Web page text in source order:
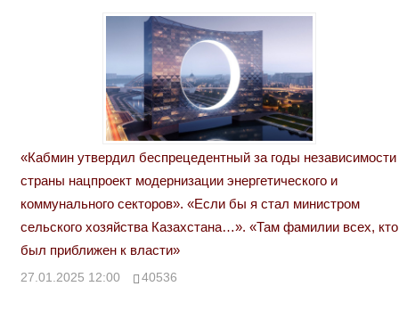
«Кабмин утвердил беспрецедентный за годы независимости
страны нацпроект модернизации энергетического и
коммунального секторов». «Если бы я стал министром
сельского хозяйства Казахстана…». «Там фамилии всех, кто
был приближен к власти»
27.01.2025 12:00 40536